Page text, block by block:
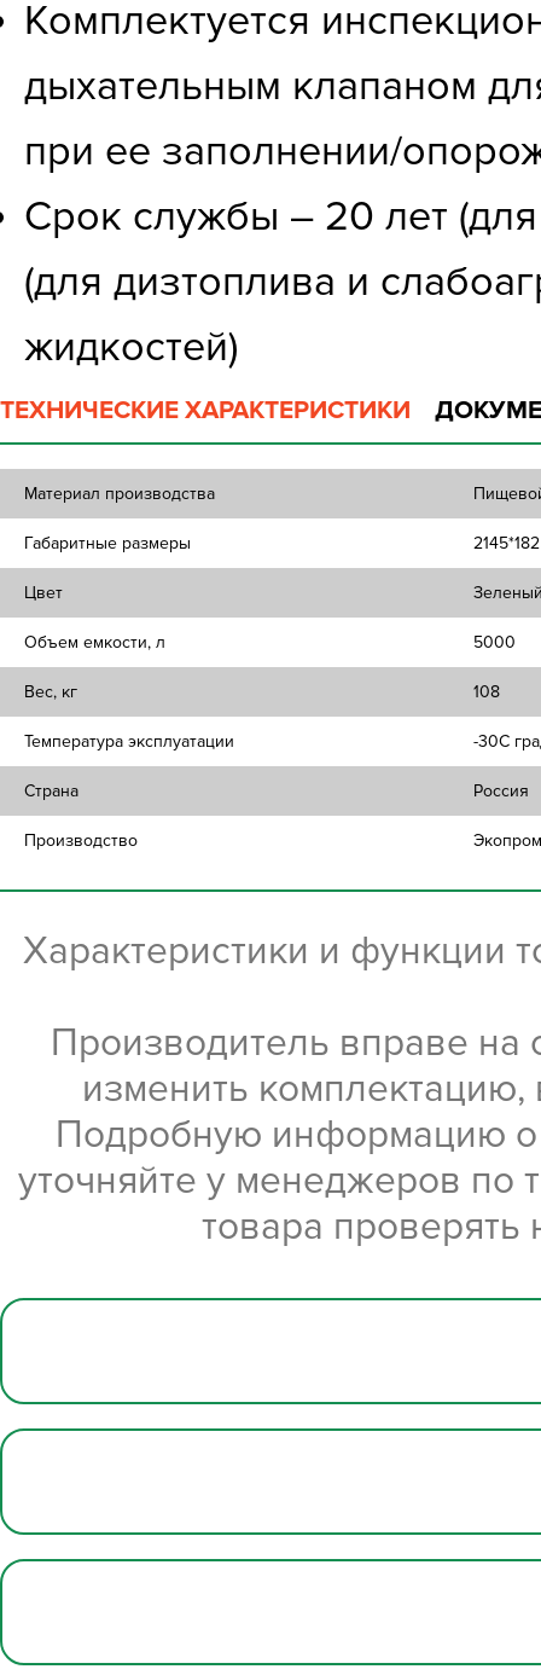
Комплектуется
дыхательным клапаном
при ее заполнении/
Срок службы – 20 лет
(для дизтоплива и
жидкостей)
ТЕХНИЧЕСКИЕ ХАРАКТЕРИСТИКИ
Материал производства
Габаритные размеры
Цвет
Объем емкости, л 5000
Вес, кг 108
Температура эксплуатации -30C
Страна Россия
Производство Экопром
Характеристики и функции
Производитель вправе на
изменить комплектацию,
Подробную информацию о
уточняйте у менеджеров по
товара